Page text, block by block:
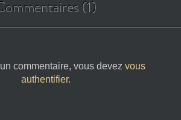
(1)
commentaire, vous devez vous
authentifier.